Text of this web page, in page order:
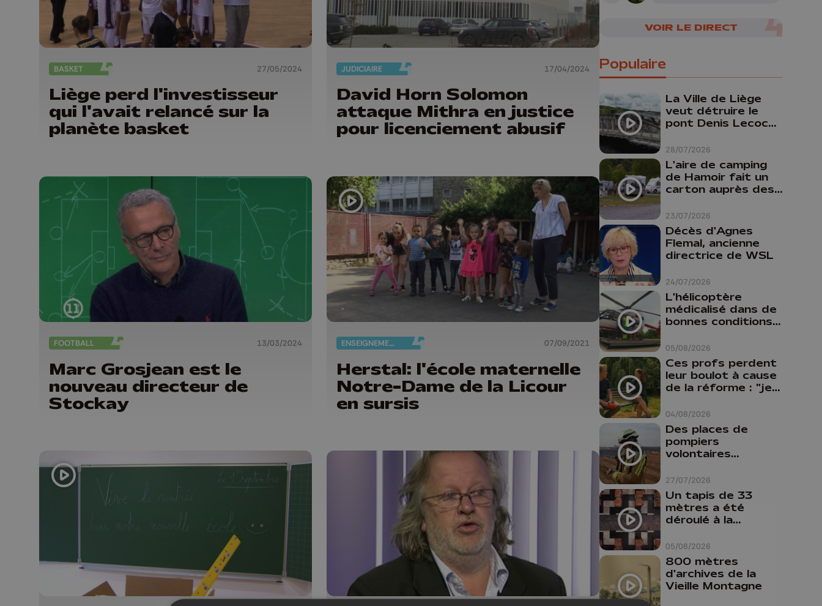
BASKET 27/05/2024
Liège perd l'investisseur
qui l'avait relancé sur la
planète basket
JUDICIAIRE 17/04/2024
David Horn Solomon
attaque Mithra en justice
pour licenciement abusif
FOOTBALL 13/03/2024
Marc Grosjean est le
nouveau directeur de
Stockay
ENSEIGNEMENT 07/09/2021
Herstal: l'école maternelle
Notre-Dame de la Licour
en sursis
VOIR LE DIRECT
Populaire
28/07/2026
La Ville de Liège
veut détruire le
pont Denis Lecocq
budget pour le
faire
23/07/2026
L'aire de camping
de Hamoir fait un
carton auprès des
24/07/2026
Décès d'Agnes
Flemal, ancienne
directrice de WSL
05/08/2026
L'hélicoptère
médicalisé dans de
bonnes conditions à
04/08/2026
Ces profs perdent
leur boulot à cause
de la réforme : "je
comme prof que
comme
pharmacienne"
27/07/2026
Des places de
pompiers
volontaires
province de Liège :
"Un citoyen qui
n'est formé ne
peut pas nous
aider"
05/08/2026
Un tapis de 33
mètres a été
déroulé à la
Liège
800 mètres
d'archives de la
Vieille Montagne